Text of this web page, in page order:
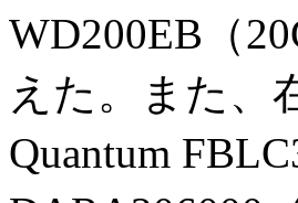
WD200EB（
えた。また、
Quantum